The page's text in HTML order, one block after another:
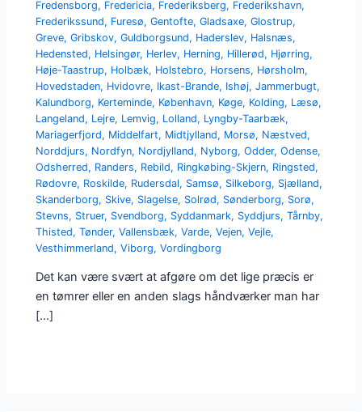
Fredensborg, Fredericia, Frederiksberg, Frederikshavn,
Frederikssund, Furesø,Gentofte,Gladsaxe,Glostrup,
Greve,Gribskov,Guldborgsund, Haderslev, Halsnæs,
Hedensted, Helsingør, Herlev, Herning, Hillerød, Hjørring,
Høje-Taastrup, Holbæk, Holstebro, Horsens, Hørsholm,
Hovedstaden, Hvidovre, Ikast-Brande, Ishøj,Jammerbugt,
Kalundborg, Kerteminde, København, Køge, Kolding, Læsø,
Langeland, Lejre, Lemvig, Lolland, Lyngby-Taarbæk,
Mariagerfjord, Middelfart, Midtjylland, Morsø, Næstved,
Norddjurs, Nordfyn, Nordjylland, Nyborg,Odder,Odense,
Odsherred, Randers, Rebild, Ringkøbing-Skjern, Ringsted,
Rødovre, Roskilde, Rudersdal, Samsø, Silkeborg, Sjælland,
Skanderborg, Skive, Slagelse, Solrød, Sønderborg, Sorø,
Stevns, Struer, Svendborg, Syddanmark, Syddjurs,Tårnby,
Thisted,Tønder,Vallensbæk,Varde,Vejen,Vejle,
Vesthimmerland,Viborg,Vordingborg
Det kan være svært at afgøre om det lige præcis er
en tømrer eller en anden slags håndværker man har
[…]